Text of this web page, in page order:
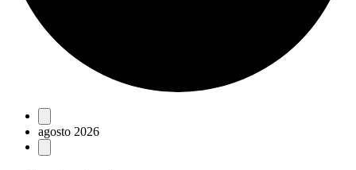
Eventos
agosto 2026